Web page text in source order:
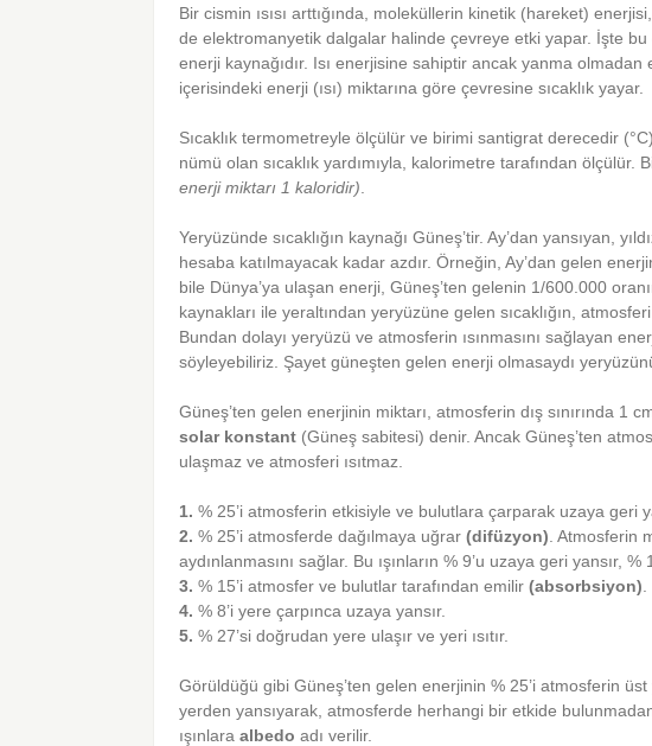
Bir cismin ısısı arttığında, moleküllerin kinetik (hareket)
de elektromanyetik dalgalar halinde çevreye etki yapar. İşte
enerji kaynağıdır. Isı enerjisine sahiptir ancak yanma olmadan
içerisindeki enerji (ısı) miktarına göre çevresine sıcaklık yayar.
Sıcaklık termometreyle ölçülür ve birimi santigrat derecedir
nümü olan sıcaklık yardımıyla, kalorimetre tarafından ölçülür.
enerji miktarı 1 kaloridir)
Yeryüzünde sıcaklığın kaynağı Güneş’tir. Ay’dan yansıyan,
hesaba katılmayacak kadar azdır. Örneğin, Ay’dan gelen
bile Dünya’ya ulaşan enerji, Güneş’ten gelenin 1/600.000
kaynakları ile yeraltından yeryüzüne gelen sıcaklığın,
Bundan dolayı yeryüzü ve atmosferin ısınmasını sağlayan
söyleyebiliriz. Şayet güneşten gelen enerji olmasaydı
Güneş’ten gelen enerjinin miktarı, atmosferin dış sınırında 1
solar konstant (Güneş sabitesi) denir. Ancak Güneş’ten
ulaşmaz ve atmosferi ısıtmaz.
1. % 25’i atmosferin etkisiyle ve bulutlara çarparak uzaya geri
2. % 25’i atmosferde dağılmaya uğrar(difüzyon) . Atmosferin
aydınlanmasını sağlar. Bu ışınların % 9’u uzaya geri yansır, %
3. % 15’i atmosfer ve bulutlar tarafından emilir(absorbsiyon)
4. % 8’i yere çarpınca uzaya yansır.
5. % 27’si doğrudan yere ulaşır ve yeri ısıtır.
Görüldüğü gibi Güneş’ten gelen enerjinin % 25’i atmosferin
yerden yansıyarak, atmosferde herhangi bir etkide
ışınlaraalbedo adı verilir.